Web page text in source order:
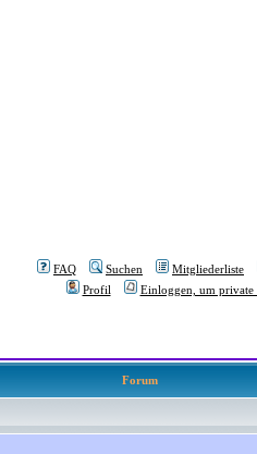
FAQ Suchen Mitgliederliste
Profil
Einloggen, um private
Forum